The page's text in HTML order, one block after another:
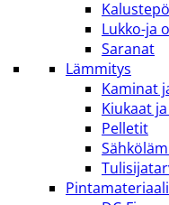
Lukko-ja
Saranat
Lämmitys
Kaminat
Kiukaat
Pelletit